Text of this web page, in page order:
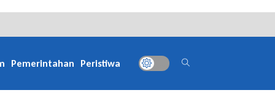
Pemerintahan Peristiwa